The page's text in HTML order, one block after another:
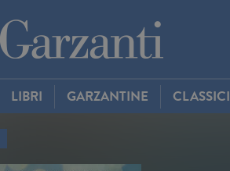
LIBRI GARZANTINE CLASSICI